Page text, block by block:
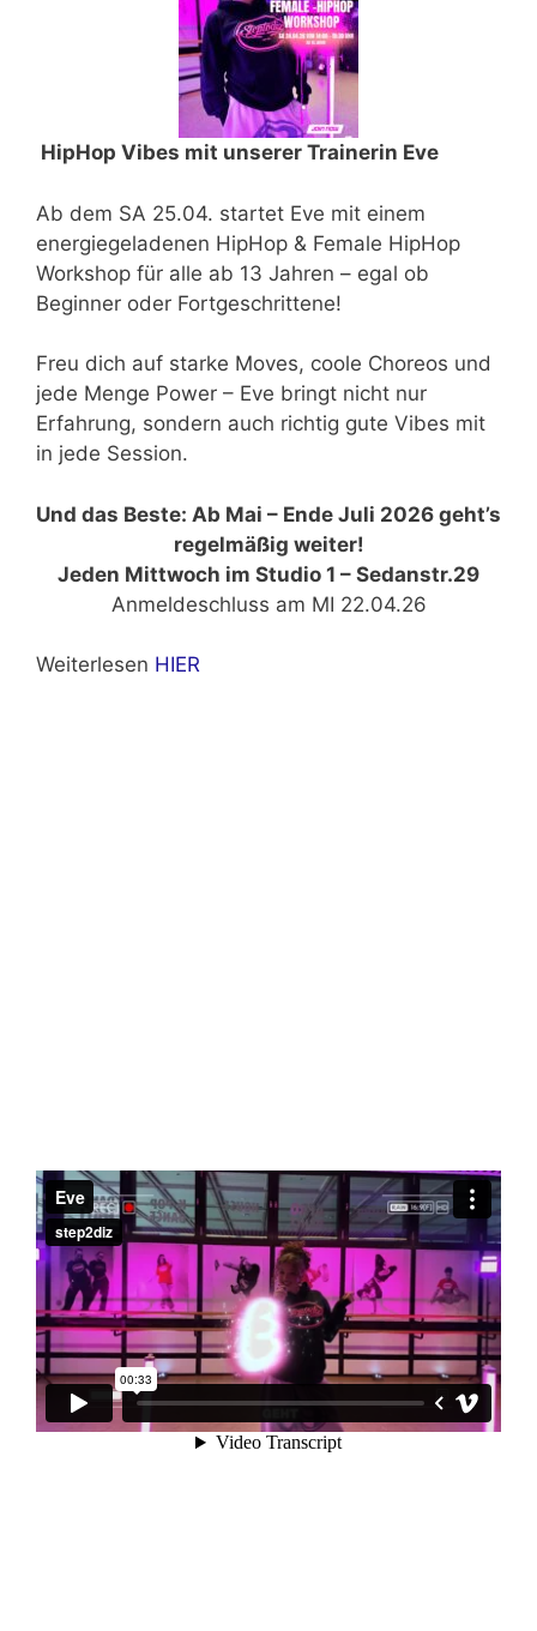
HipHop Vibes mit unserer Trainerin Eve
Ab dem SA 25.04. startet Eve mit einem
energiegeladenen HipHop & Female HipHop
Workshop für alle ab 13 Jahren – egal ob
Beginner oder Fortgeschrittene!
Freu dich auf starke Moves, coole Choreos und
jede Menge Power – Eve bringt nicht nur
Erfahrung, sondern auch richtig gute Vibes mit
in jede Session.
Und das Beste: Ab Mai – Ende Juli 2026 geht’s
regelmäßig weiter!
Jeden Mittwoch im Studio 1 – Sedanstr.29
Anmeldeschluss am MI 22.04.26
Weiterlesen HIER